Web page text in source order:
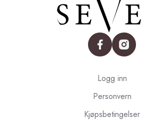
facebookinstagram
Logg inn
Personvern
Kjøpsbetingelser